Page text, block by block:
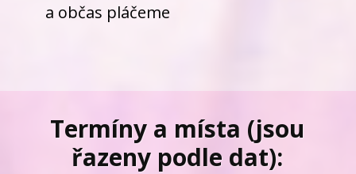
a občas pláčeme
Termíny a místa (jsou
řazeny podle dat):